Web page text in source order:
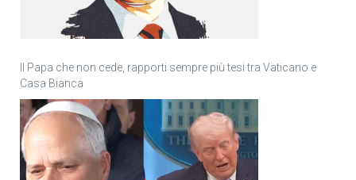
Il Papa che non cede, rapporti sempre più tesi tra Vaticano e
Casa Bianca